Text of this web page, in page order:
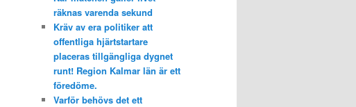
räknas varenda sekund
Kräv av era politiker att
offentliga hjärtstartare
placeras tillgängliga dygnet
runt! Region Kalmar län är ett
föredöme.
Varför behövs det ett